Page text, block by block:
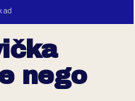
nego